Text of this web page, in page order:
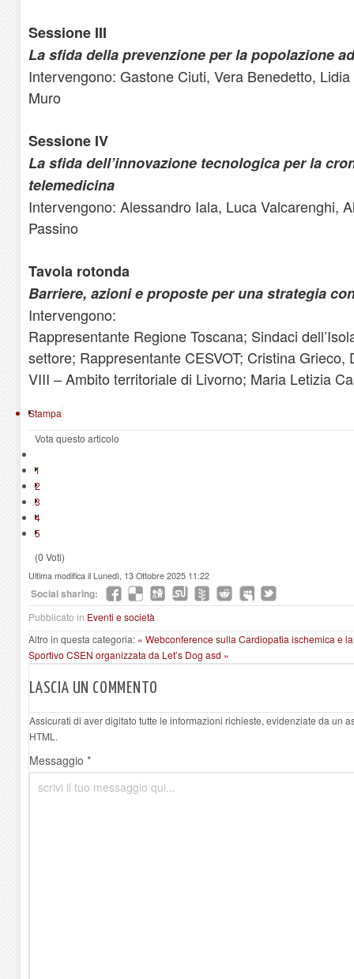
Sessione III
La sfida della prevenzione per la popolazione
Intervengono: Gastone Ciuti, Vera Benedetto,
Muro
Sessione IV
La sfida dell’innovazione tecnologica per la
telemedicina
Intervengono: Alessandro Iala, Luca Valcarenghi,
Passino
Tavola rotonda
Barriere, azioni e proposte per una strategia
Intervengono:
Rappresentante Regione Toscana; Sindaci
settore; Rappresentante CESVOT; Cristina
VIII – Ambito territoriale di Livorno; Maria Letizia
Stampa
Vota questo articolo
1
2
3
4
5
(0 Voti)
Ultima modifica il Lunedì, 13 Ottobre 2025 11:22
Social sharing:
Pubblicato in Eventi e società
Altro in questa categoria: « Webconference sulla Cardiopatia ischemica e
Sportivo CSEN organizzata da Let’s Dog asd »
LASCIA UN COMMENTO
Assicurati di aver digitato tutte le informazioni richieste, evidenziate da un
HTML.
Messaggio *